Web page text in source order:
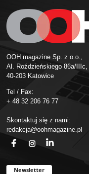
OOH magazine Sp. z o.o.,
Al. Roździeńskiego 86a/IIIc,
40-203 Katowice
Tel / Fax:
+ 48 32 206 76 77
Skontaktuj się z nami:
redakcja@oohmagazine.pl
Newsletter